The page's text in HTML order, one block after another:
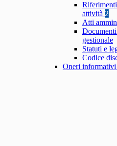
attività 2
Atti
gestionale
Statuti e
Codice
Oneri informativi